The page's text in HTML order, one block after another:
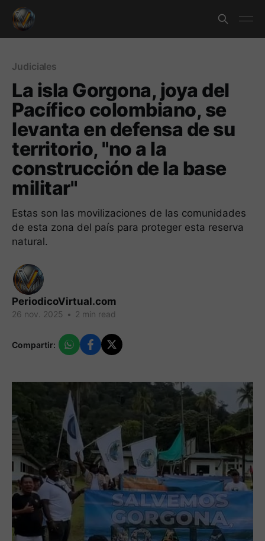
Judiciales
La isla Gorgona, joya del
Pacífico colombiano, se
levanta en defensa de su
territorio, "no a la
construcción de la base
militar"
Estas son las movilizaciones de las comunidades
de esta zona del país para proteger esta reserva
natural.
PeriodicoVirtual.com
26 nov. 2025 • 2 min read
Compartir: